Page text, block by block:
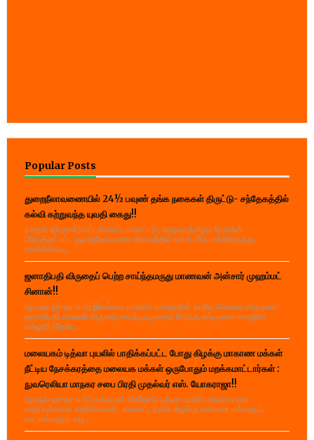
Popular Posts
துறைநீலாவணையில் 24½ பவுண் தங்க நகைகள் திருட்டு- சந்தேகத்தில்
கல்வி கற்றுவந்த யுவதி கைது!!
(பாறுக் ஷிஹான்) மட்டக்களப்பு மாவட்டம், களுவாஞ்சிகுடி பொலிஸ்
பிரிவுக்குட்பட்ட துறைநீலாவணை கிராமத்தில் உள்ள வீடொன்றிலிருந்து
தாலிக்கொடி,...
ஜனாதிபதி விருதைப் பெற்ற சாய்ந்தமருது மாணவன் அன்சார் முஹம்மட்
சினான்!!
(நூருல் ஹுதா உமர்) இலங்கை சாரணர் சங்கத்தின் உயரிய கௌரவ விருதான
ஜனாதிபதி சாரணர் விருதை சாய்ந்தமருதைச் சேர்ந்த கல்முனை ஸாஹிரா
கல்லூரி (தேசி...
மலையகம் டித்வா புயலில் பாதிக்கப்பட்ட போது கிழக்கு மாகாண மக்கள்
நீட்டிய நேசக்கரத்தை மலையக மக்கள் ஒருபோதும் மறக்கமாட்டார்கள் :
நுவரெலியா மாநகர சபை பிரதி முதல்வர் எஸ். யோகராஜா!!
(நூருல் ஹுதா உமர்) மலையகப் பிரதேசம் டித்வா புயலில் கடுமையான
பாதிப்புக்களை எதிர்கொண்ட காலகட்டத்தில் கிழக்கு மாகாண மக்களும்,
ஊடகங்களும் வழ...